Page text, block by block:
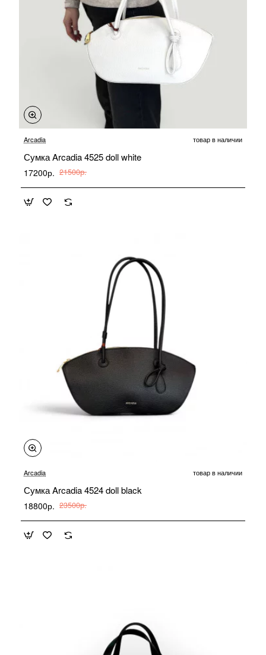
-20%
Arcadia товар в наличии
Сумка Arcadia 4525 doll white
17200р. 21500р.
-20%
Arcadia товар в наличии
Сумка Arcadia 4524 doll black
18800р. 23500р.